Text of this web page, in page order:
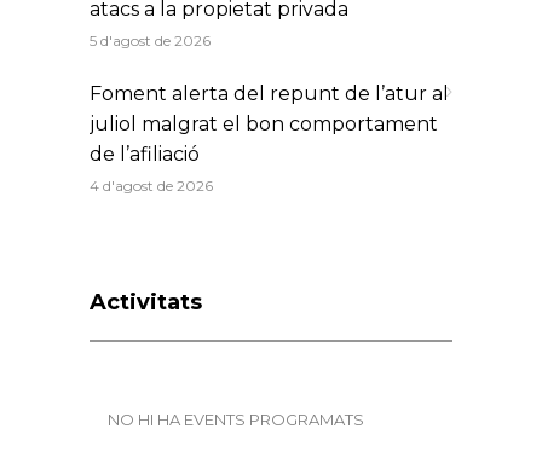
atacs a la propietat privada
5 d'agost de 2026
Foment alerta del repunt de l’atur al
juliol malgrat el bon comportament
de l’afiliació
4 d'agost de 2026
Activitats
NO HI HA EVENTS PROGRAMATS